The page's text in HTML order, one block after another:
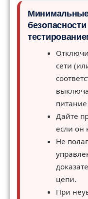
сети
Дайте
если он
Не
цепи.
При